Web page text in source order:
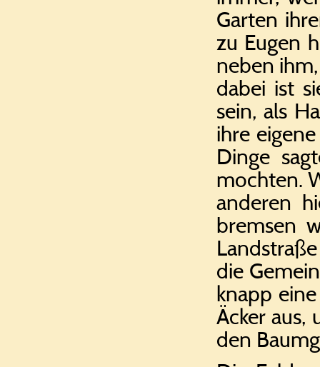
Garten
zu Eugen
neben
dabei ist
sein, als
ihre
Dinge
mochten.
anderen
bremsen
die
knapp
Äcker aus,
den